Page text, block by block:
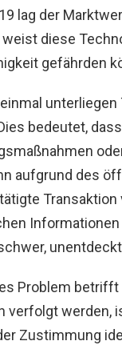
lag der
diese
gefährden
bedeutet,
aufgrund des
Problem betrifft
verfolgt werden,
Zustimmung